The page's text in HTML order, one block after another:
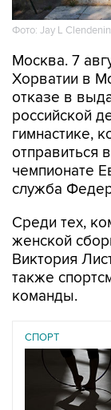
Москва. 7
отказе в
российской
гимнастике,
отправиться
чемпионате
служба
Среди тех,
Виктория
также
команды.
СПОРТ